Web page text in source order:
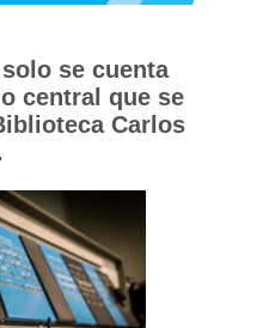
se cuenta
central que se
Carlos